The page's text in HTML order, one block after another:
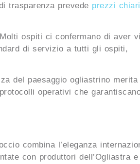
trasparenza prevede prezzi
ospiti ci confermano di aver
di servizio a tutti gli ospiti,
del paesaggio ogliastrino merita
operativi che
combina l’eleganza
con produttori dell’Ogliastra e